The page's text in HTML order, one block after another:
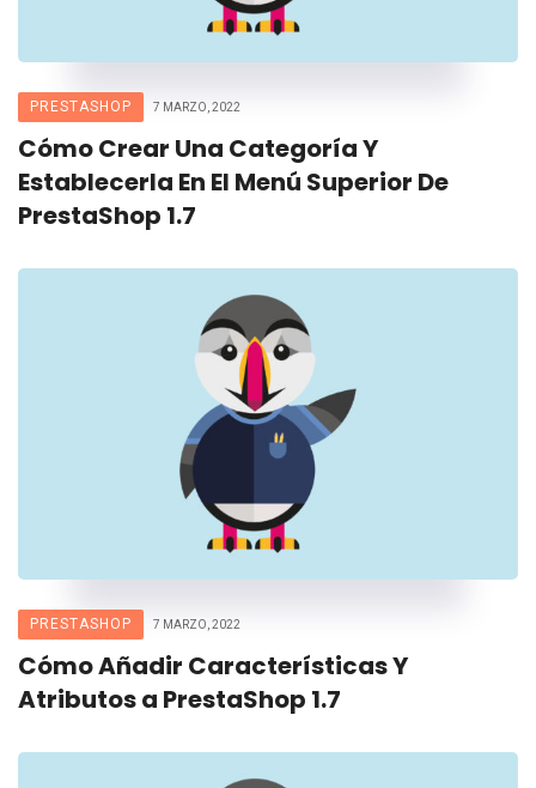
PRESTASHOP 7 MARZO, 2022
Cómo Crear Una Categoría Y
Establecerla En El Menú Superior De
PrestaShop 1.7
PRESTASHOP 7 MARZO, 2022
Cómo Añadir Características Y
Atributos a PrestaShop 1.7